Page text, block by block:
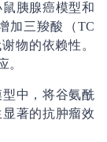
胰腺癌模型和
加三羧酸（TC
物的依赖性。
。
中，将谷氨酰
著的抗肿瘤效